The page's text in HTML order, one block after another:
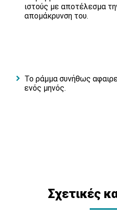
ιστούς με αποτέλεσμα
απομάκρυνση του.
Το ράμμα συνήθως
ενός μηνός.
Σχετικές